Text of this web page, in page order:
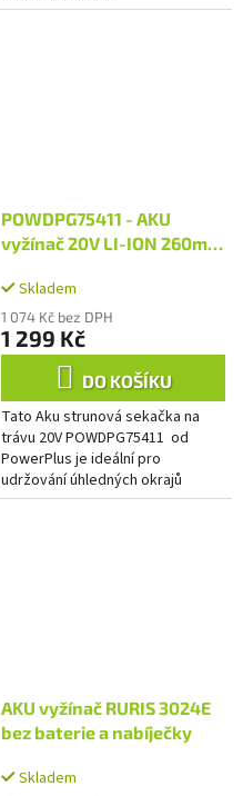
POWDPG75411 - AKU
vyžínač 20V LI-ION 260mm
Skladem
1 074 Kč bez DPH
1 299 Kč
DO KOŠÍKU
Tato Aku strunová sekačka na
trávu 20V POWDPG75411 od
PowerPlus je ideální pro
udržování úhledných okrajů
trávníku nebo pro sekání
AKU vyžínač RURIS 3024E
bez baterie a nabíječky
Skladem